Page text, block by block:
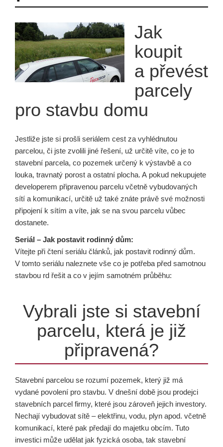
Jak
koupit
a převést
parcely
pro stavbu domu
Jestliže jste si prošli seriálem cest za vyhlédnutou
parcelou, či jste zvolili jiné řešení, už určitě víte, co je to
stavební parcela, co pozemek určený k výstavbě a co
louka, travnatý porost a ostatní plocha. A pokud nekupujete
developerem připravenou parcelu včetně vybudovaných
sítí a komunikací, určitě už také znáte právě své možnosti
připojení k sítím a víte, jak se na svou parcelu vůbec
dostanete.
Seriál – Jak postavit rodinný dům:
Vítejte při čtení seriálu článků, jak postavit rodinný dům.
V tomto seriálu naleznete vše co je potřeba před samotnou
stavbou rd řešit a co v jejím samotném průběhu:
Vybrali jste si stavební
parcelu, která je již
připravená?
Stavební parcelou se rozumí pozemek, který již má
vydané povolení pro stavbu. V dnešní době jsou prodejci
stavebních parcel firmy, které jsou zároveň jejich investory.
Nechají vybudovat sítě – elektřinu, vodu, plyn apod. včetně
komunikací, které pak předají do majetku obcím. Tuto
investici může udělat jak fyzická osoba, tak stavební